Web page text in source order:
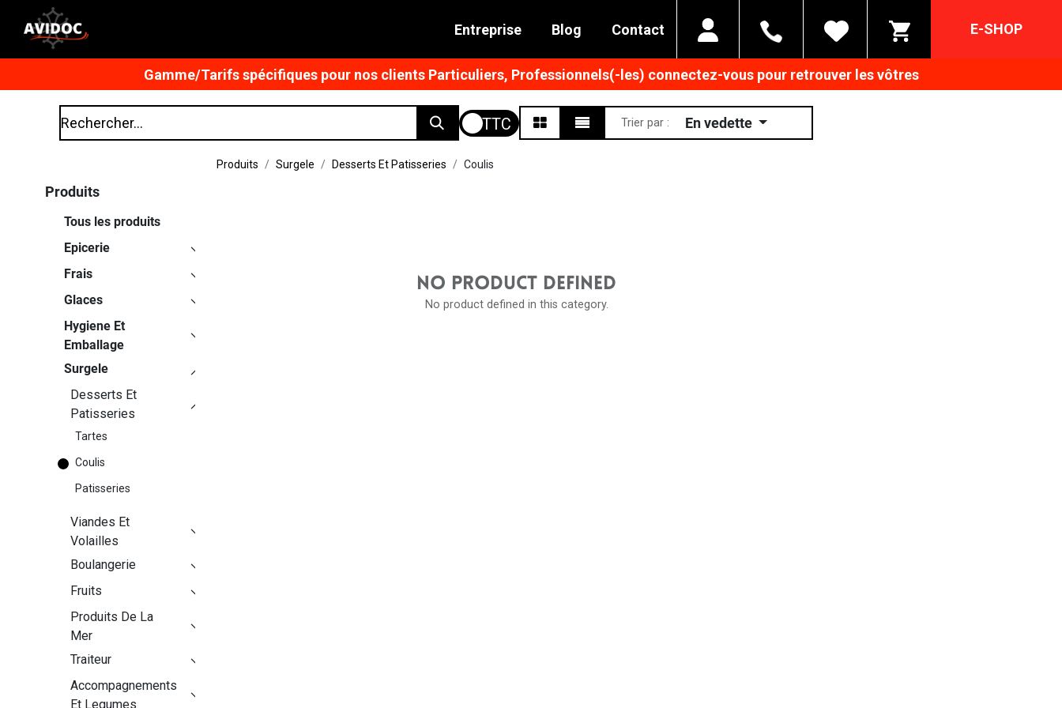
Entreprise Blog Contact E-SHOP
Gamme/Tarifs spécifiques pour nos clients Particuliers, Professionnels(-les) connectez-vous pour retrouver les vôtres
Trier par : En vedette
Produits
Tous les produits
Epicerie
Frais
Glaces
Hygiene Et
Emballage
Surgele
Desserts Et
Patisseries
Tartes
Coulis
Patisseries
Viandes Et
Volailles
Boulangerie
Fruits
Produits De La
Mer
Traiteur
Accompagnements
Et Legumes
Produits Surgele Desserts Et Patisseries Coulis
NO PRODUCT DEFINED
No product defined in this category.